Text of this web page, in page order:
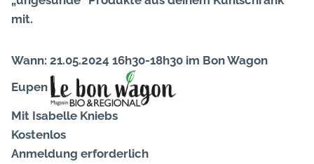
mit.
Wann: 21.05.2024 16h30-18h30 im Bon Wagon
Eupen
Mit Isabelle Kniebs
Kostenlos
Anmeldung erforderlich